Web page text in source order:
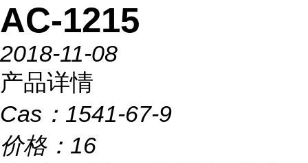
AC-1215
2018-11-08
产品详情
Cas： 1541-67-9
价格： 16